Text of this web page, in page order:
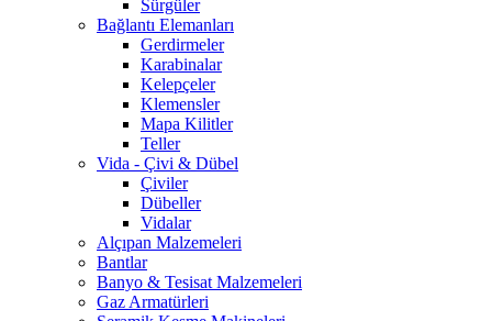
Sürgüler
Bağlantı Elemanları
Gerdirmeler
Karabinalar
Kelepçeler
Klemensler
Mapa Kilitler
Teller
Vida - Çivi & Dübel
Çiviler
Dübeller
Vidalar
Alçıpan Malzemeleri
Bantlar
Banyo & Tesisat Malzemeleri
Gaz Armatürleri